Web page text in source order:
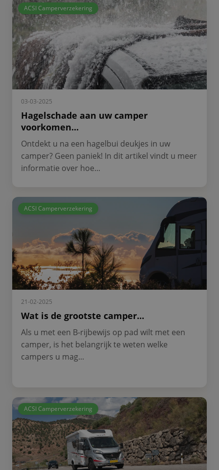
ACSI Camperverzekering
03-03-2025
Hagelschade aan uw camper
voorkomen...
Ontdekt u na een hagelbui deukjes in uw
camper? Geen paniek! In dit artikel vindt u meer
informatie over hoe...
ACSI Camperverzekering
21-02-2025
Wat is de grootste camper...
Als u met een B-rijbewijs op pad wilt met een
camper, is het belangrijk te weten welke
campers u mag...
ACSI Camperverzekering